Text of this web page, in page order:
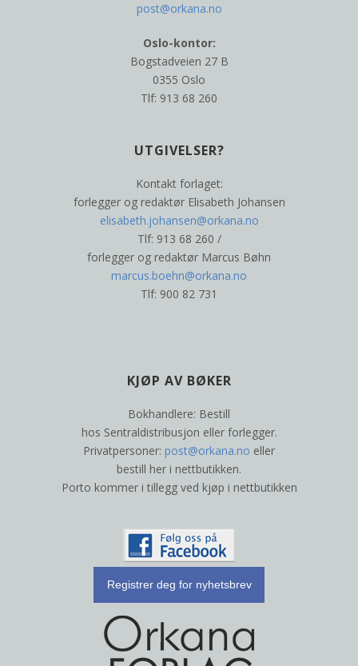
post@orkana.no
Oslo-kontor:
Bogstadveien 27 B
0355 Oslo
Tlf: 913 68 260
UTGIVELSER?
Kontakt forlaget:
forlegger og redaktør Elisabeth Johansen
elisabeth.johansen@orkana.no
Tlf: 913 68 260 /
forlegger og redaktør Marcus Bøhn
marcus.boehn@orkana.no
Tlf: 900 82 731
KJØP AV BØKER
Bokhandlere: Bestill
hos Sentraldistribusjon eller forlegger.
Privatpersoner: post@orkana.no eller
bestill her i nettbutikken.
Porto kommer i tillegg ved kjøp i nettbutikken
Registrer deg for nyhetsbrev